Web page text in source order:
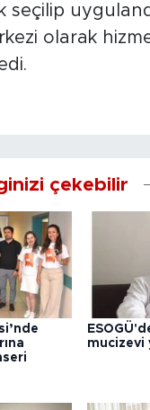
seçilip
olarak
çekebilir
mucizevi